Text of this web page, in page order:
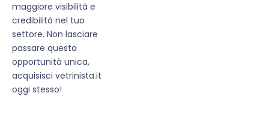
maggiore visibilità e
credibilità nel tuo
settore. Non lasciare
passare questa
opportunità unica,
acquisisci vetrinista.it
oggi stesso!